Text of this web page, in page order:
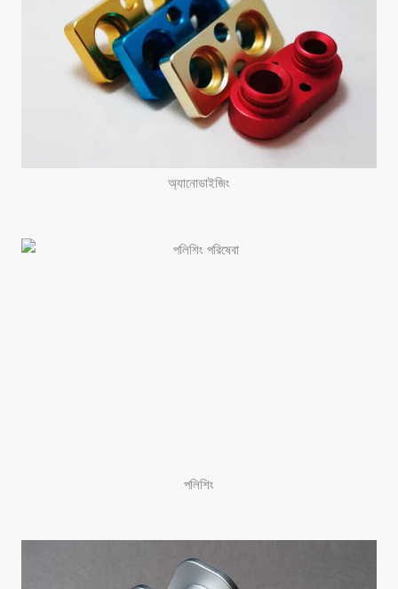
অ্যানোডাইজিং
পলিশিং